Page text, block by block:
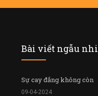
Bài viết ngẫu
Sự cay đắng không còn
09-04-2024